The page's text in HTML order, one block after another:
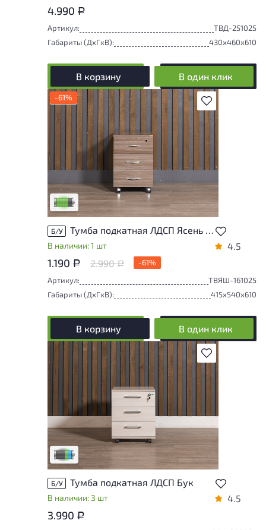
4.990 Р
Артикул:
ТВД-251025
Габариты (ДxГxВ):
430x460x610
В корзину В один клик
В избранное
-61%
У товара присутствуют незначительные
следы эксплуатации, не влияющие на
удобство его использования
Низкая степень износа
Б/У
В наличии: 1 шт 4.5
1.190 Р 2.990Р
-61%
Артикул:
ТВЯШ-161025
Габариты (ДxГxВ):
415x540x610
В корзину В один клик
В избранное
Товар представлен с низкими степенями
износа. От состояния, приближенного к
новому, до незначительных следов
эксплуатации. Подробнее об износе в
разделе характеристики.
Низкая степень износа
Б/У Тумба подкатная ЛДСП Бук
В наличии: 3 шт 4.5
3.990 Р